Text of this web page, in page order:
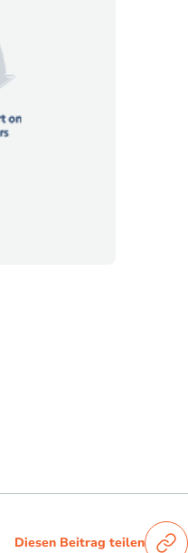
Diesen Beitrag teilen